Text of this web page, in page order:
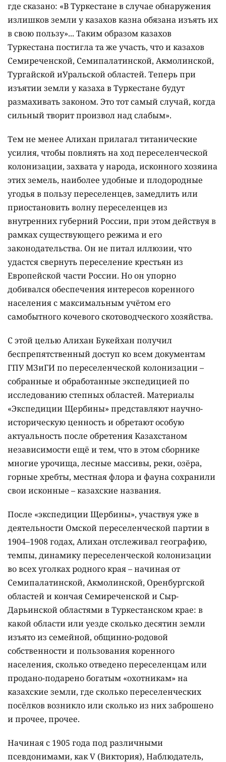
где сказано: «В Туркестане в случае обнаружения
излишков земли у казахов казна обязана изъять их
в свою пользу»... Таким образом казахов
Туркестана постигла та же участь, что и казахов
Семиреченской, Семипалатинской, Акмолинской,
Тургайской иУральской областей. Теперь при
изъятии земли у казаха в Туркестане будут
размахивать законом. Это тот самый случай, когда
сильный творит произвол над слабым».
Тем не менее Алихан прилагал титанические
усилия, чтобы повлиять на ход переселенческой
колонизации, захвата у народа, исконного хозяина
этих земель, наиболее удобные и плодородные
угодья в пользу переселенцев, замедлить или
приостановить волну переселенцев из
внутренних губерний России, при этом действуя в
рамках существующего режима и его
законодательства. Он не питал иллюзии, что
удастся свернуть переселение крестьян из
Европейской части России. Но он упорно
добивался обеспечения интересов коренного
населения с максимальным учётом его
самобытного кочевого скотоводческого хозяйства.
С этой целью Алихан Букейхан получил
беспрепятственный доступ ко всем документам
ГПУ МЗиГИ по переселенческой колонизации –
собранные и обработанные экспедицией по
исследованию степных областей. Материалы
«Экспедиции Щербины» представляют научно-
историческую ценность и обретают особую
актуальность после обретения Казахстаном
независимости ещё и тем, что в этом сборнике
многие урочища, лесные массивы, реки, озёра,
горные хребты, местная флора и фауна сохранили
свои исконные – казахские названия.
После «экспедиции Щербины», участвуя уже в
деятельности Омской переселенческой партии в
1904–1908 годах, Алихан отслеживал географию,
темпы, динамику переселенческой колонизации
во всех уголках родного края – начиная от
Семипалатинской, Акмолинской, Оренбургской
областей и кончая Семиреченской и Сыр-
Дарьинской областями в Туркестанском крае: в
какой области или уезде сколько десятин земли
изъято из семейной, общинно-родовой
собственности и пользования коренного
населения, сколько отведено переселенцам или
продано-подарено богатым «охотникам» на
казахские земли, где сколько переселенческих
посёлков возникло или сколько из них заброшено
и прочее, прочее.
Начиная с 1905 года под различными
псевдонимами, как V (Виктория), Наблюдатель,